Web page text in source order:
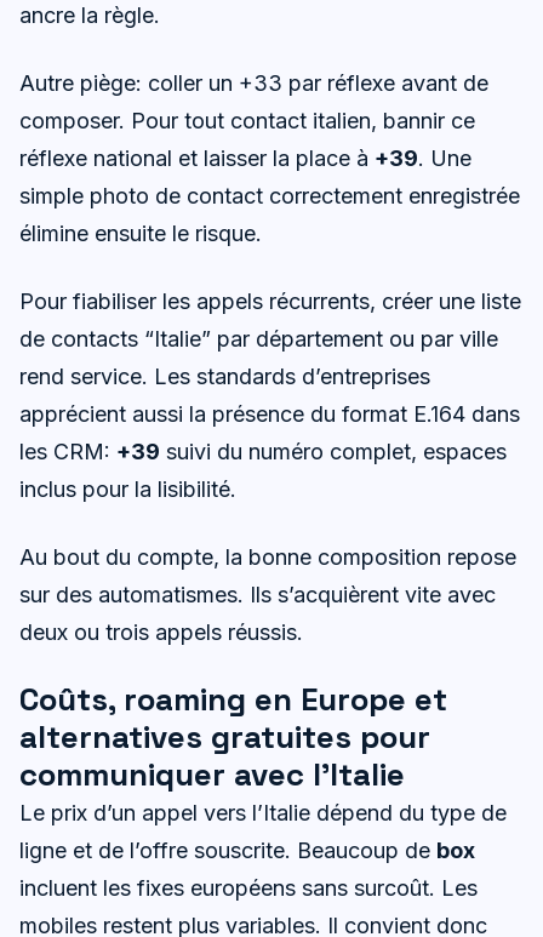
ancre la règle.
Autre piège: coller un +33 par réflexe avant de
composer. Pour tout contact italien, bannir ce
réflexe national et laisser la place à +39. Une
simple photo de contact correctement enregistrée
élimine ensuite le risque.
Pour fiabiliser les appels récurrents, créer une liste
de contacts “Italie” par département ou par ville
rend service. Les standards d’entreprises
apprécient aussi la présence du format E.164 dans
les CRM: +39 suivi du numéro complet, espaces
inclus pour la lisibilité.
Au bout du compte, la bonne composition repose
sur des automatismes. Ils s’acquièrent vite avec
deux ou trois appels réussis.
Coûts, roaming en Europe et
alternatives gratuites pour
communiquer avec l’Italie
Le prix d’un appel vers l’Italie dépend du type de
ligne et de l’offre souscrite. Beaucoup de box
incluent les fixes européens sans surcoût. Les
mobiles restent plus variables. Il convient donc